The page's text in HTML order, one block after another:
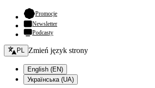
Promocje- otwiera się w nowej karcie
Newsletter
Podcasty
Zmień język - bieżący:
PL Zmień język strony
English (EN)
Українська (UA)